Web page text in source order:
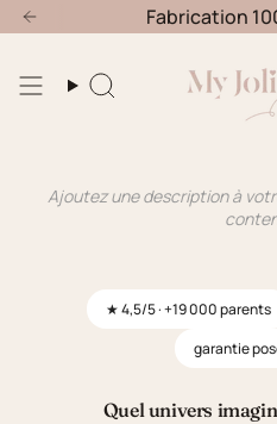
Passer
au
de
30 Août Offre nouvelle
Fabrication
Recherche
Ajoutez une description à
★ 4,5/5 · +19 000 parents
garantie
Quel univers